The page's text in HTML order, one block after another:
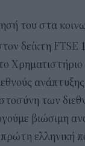
του στα
δείκτη FTSE
Χρηματιστήριο
των
βιώσιμη
ελληνική